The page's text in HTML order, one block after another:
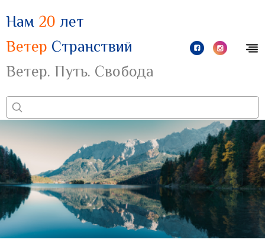
Нам 20 лет
Ветер Странствий
Ветер. Путь. Свобода